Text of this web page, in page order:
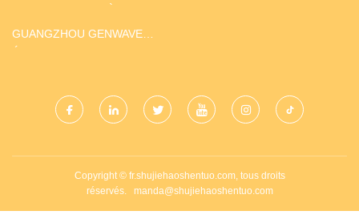
INDUSTRIE CO., LTD
GUANGZHOU GENWAVE
Copyright © fr.shujiehaoshentuo.com, tous droits
réservés. manda@shujiehaoshentuo.com